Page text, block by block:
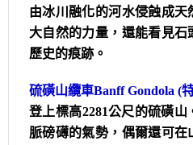
由冰川融化的河水侵蝕成
大自然的力量，還能看見
歷史的痕跡。
硫磺山纜車Banff Gondola (
登上標高2281公尺的硫磺
脈磅礡的氣勢，偶爾還可